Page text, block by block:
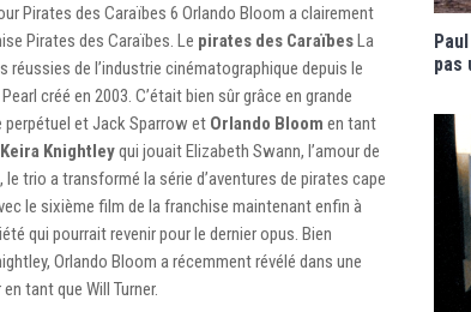
Pirates des Caraïbes 6 Orlando Bloom a clairement
Pirates des Caraïbes. Le pirates des CaraïbesLa
de l’industrie cinématographique depuis le
créé en 2003. C’était bien sûr grâce en grande
perpétuel et Jack Sparrow et Orlando Bloom en tant
Keira Knightleyqui jouait Elizabeth Swann, l’amour de
trio a transformé la série d’aventures de pirates cape
le sixième film de la franchise maintenant enfin à
qui pourrait revenir pour le dernier opus. Bien
Orlando Bloom a récemment révélé dans une
tant que Will Turner.
pas